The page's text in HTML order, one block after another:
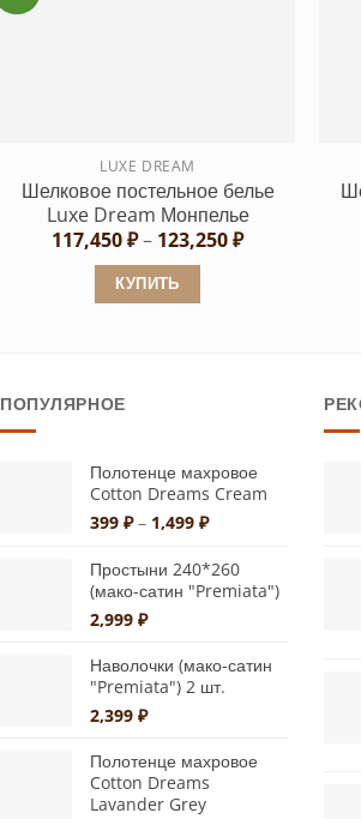
странице
товара.
LUXE DREAM
Шелковое постельное белье
Luxe Dream Монпелье
117,450₽– 123,250₽Диапазон
КУПИТЬ
Опции
можно
выбрать
странице
товара.
ПОПУЛЯРНОЕ
Полотенце махровое
Cotton Dreams Cream
399 ₽ – 1,499 ₽Диапазон
399 ₽
–
Простыни 240*260
(мако-сатин "Premiata")
2,999 ₽
Наволочки (мако-сатин
"Premiata") 2 шт.
2,399 ₽
Полотенце махровое
Cotton Dreams
Lavander Grey